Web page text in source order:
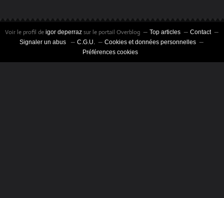
Voir le profil de igor deperraz sur le portail Overblog Top articles
Contact
Signaler un abus
C.G.U.
Cookies et données personnelles
Préférences cookies